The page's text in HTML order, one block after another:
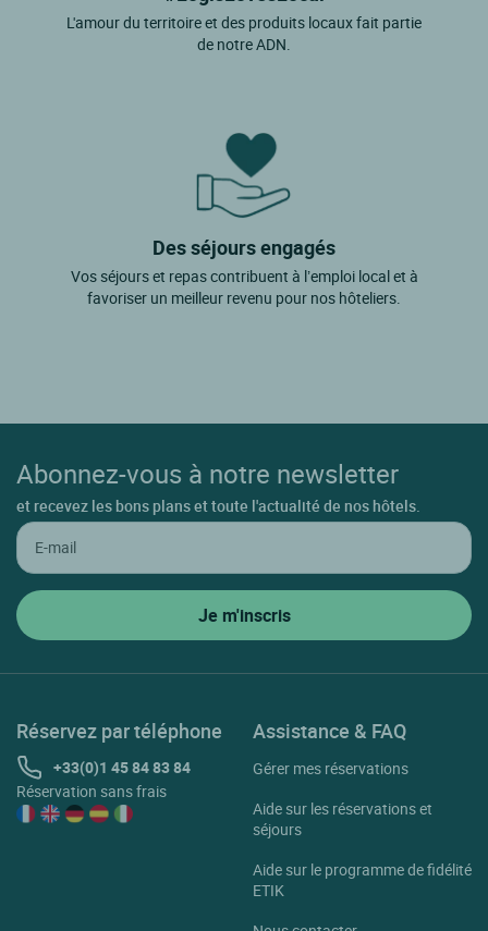
L'amour du territoire et des produits locaux fait partie
de notre ADN.
Des séjours engagés
Vos séjours et repas contribuent à l’emploi local et à
favoriser un meilleur revenu pour nos hôteliers.
Abonnez-vous à notre newsletter
et recevez les bons plans et toute l'actualité de nos hôtels.
Réservez par téléphone
+33(0)1 45 84 83 84
Réservation sans frais
Assistance & FAQ
Gérer mes réservations
Aide sur les réservations et
séjours
Aide sur le programme de fidélité
ETIK